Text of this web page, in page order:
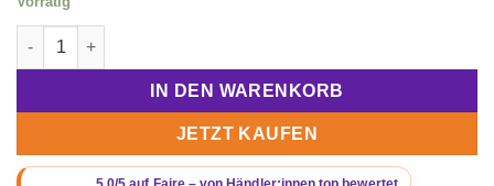
Beadbags Shopping Bag /Strandtasche Ri78 aus recycelten
IN DEN WARENKORB
JETZT KAUFEN